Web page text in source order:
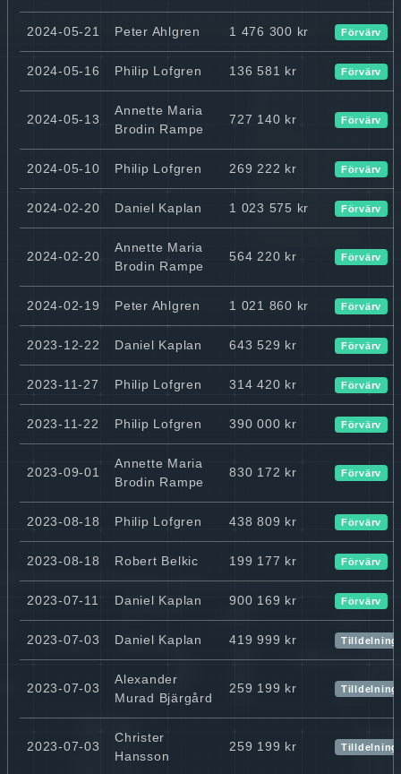
2024-05-21 Peter Ahlgren 1 476 300 kr Förvärv
2024-05-16 Philip Lofgren 136 581 kr Förvärv
2024-05-13
Annette Maria
Brodin Rampe
727 140 kr Förvärv
2024-05-10 Philip Lofgren 269 222 kr Förvärv
2024-02-20 Daniel Kaplan 1 023 575 kr Förvärv
2024-02-20
Annette Maria
Brodin Rampe
564 220 kr Förvärv
2024-02-19 Peter Ahlgren 1 021 860 kr Förvärv
2023-12-22 Daniel Kaplan 643 529 kr Förvärv
2023-11-27 Philip Lofgren 314 420 kr Förvärv
2023-11-22 Philip Lofgren 390 000 kr Förvärv
2023-09-01
Annette Maria
Brodin Rampe
830 172 kr Förvärv
2023-08-18 Philip Lofgren 438 809 kr Förvärv
2023-08-18 Robert Belkic 199 177 kr Förvärv
2023-07-11 Daniel Kaplan 900 169 kr Förvärv
2023-07-03 Daniel Kaplan 419 999 kr Tilldelning
2023-07-03
Alexander
Murad Bjärgård
259 199 kr Tilldelning
2023-07-03
Christer
Hansson
259 199 kr Tilldelning